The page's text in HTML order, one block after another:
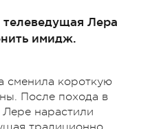
телеведущая Лера
имидж.
сменила короткую
После похода в
нарастили